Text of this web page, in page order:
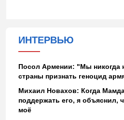
ИНТЕРВЬЮ
Посол Армении: "Мы никогда
страны признать геноцид
Михаил Новахов: Когда
поддержать его, я объяснил,
моё